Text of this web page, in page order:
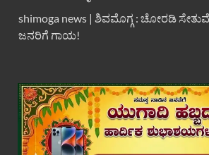
shimoga news | ಶಿವಮೊಗ್ಗ : ಚೋರಡಿ ಸೇತುವೆ
ಜನರಿಗೆ ಗಾಯ!